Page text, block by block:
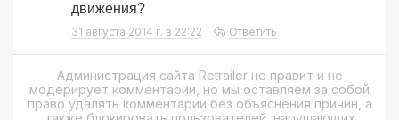
движения?
31 августа 2014 г. в 22:22 Ответить
Администрация сайта Retrailer не правит и не
модерирует комментарии, но мы оставляем за собой
право удалять комментарии без объяснения причин, а